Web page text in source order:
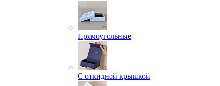
Прямоугольные
С откидной крышкой